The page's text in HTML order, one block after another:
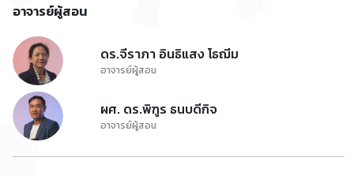
อาจารย์ผู้สอน
ดร.จีราภา อินธิแสง โธฌีม
อาจารย์ผู้สอน
ผศ. ดร.พิฑูร ธนบดีกิจ
อาจารย์ผู้สอน